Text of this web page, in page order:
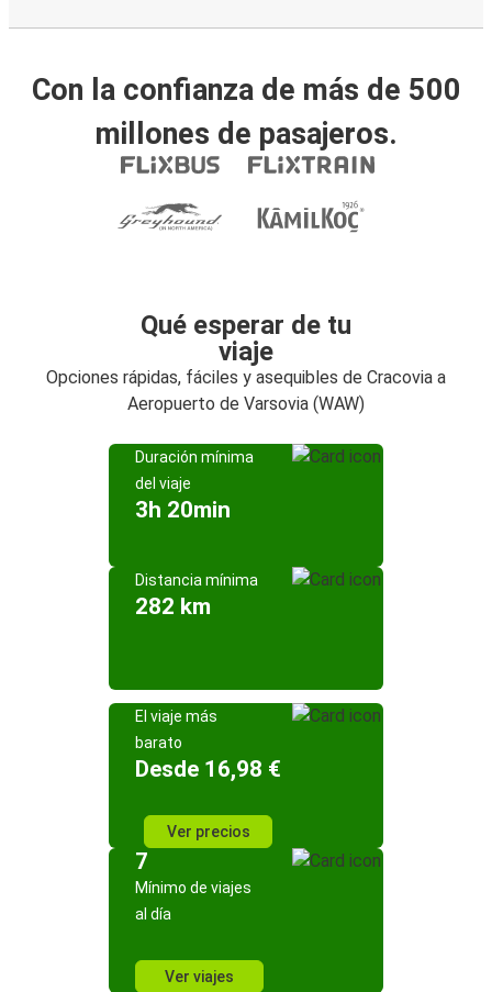
Con la confianza de más de 500
millones de pasajeros.
Qué esperar de tu
viaje
Opciones rápidas, fáciles y asequibles de Cracovia a
Aeropuerto de Varsovia (WAW)
Duración mínima
del viaje
3h 20min
Distancia mínima
282 km
El viaje más
barato
Desde 16,98 €
Ver precios
7
Mínimo de viajes
al día
Ver viajes